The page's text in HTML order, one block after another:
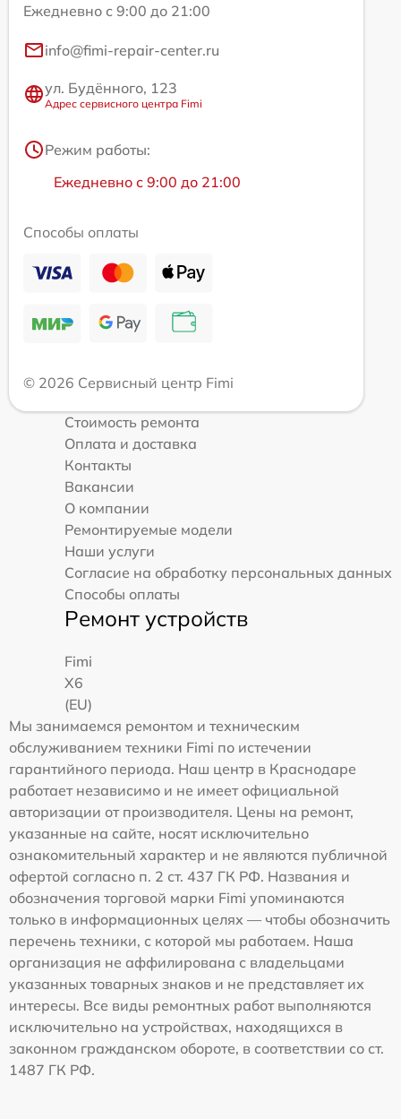
Ежедневно с 9:00 до 21:00
info@fimi-repair-center.ru
ул. Будённого, 123
Адрес сервисного центра Fimi
Режим работы:
Ежедневно с 9:00 до 21:00
Способы оплаты
© 2026 Сервисный центр Fimi
Стоимость ремонта
Оплата и доставка
Контакты
Вакансии
О компании
Ремонтируемые модели
Наши услуги
Согласие на обработку персональных данных
Способы оплаты
Ремонт устройств
Fimi
X6
(EU)
Мы занимаемся ремонтом и техническим
обслуживанием техники Fimi по истечении
гарантийного периода. Наш центр в Краснодаре
работает независимо и не имеет официальной
авторизации от производителя. Цены на ремонт,
указанные на сайте, носят исключительно
ознакомительный характер и не являются публичной
офертой согласно п. 2 ст. 437 ГК РФ. Названия и
обозначения торговой марки Fimi упоминаются
только в информационных целях — чтобы обозначить
перечень техники, с которой мы работаем. Наша
организация не аффилирована с владельцами
указанных товарных знаков и не представляет их
интересы. Все виды ремонтных работ выполняются
исключительно на устройствах, находящихся в
законном гражданском обороте, в соответствии со ст.
1487 ГК РФ.